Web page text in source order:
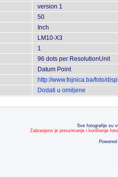
version 1
50
Inch
LM10-X3
1
96 dots per ResolutionUnit
Datum Point
http://www.fojnica.ba/foto/
Dodati u omiljene
Sve fotografije su
Zabranjeno je preuzimanje i korištenje